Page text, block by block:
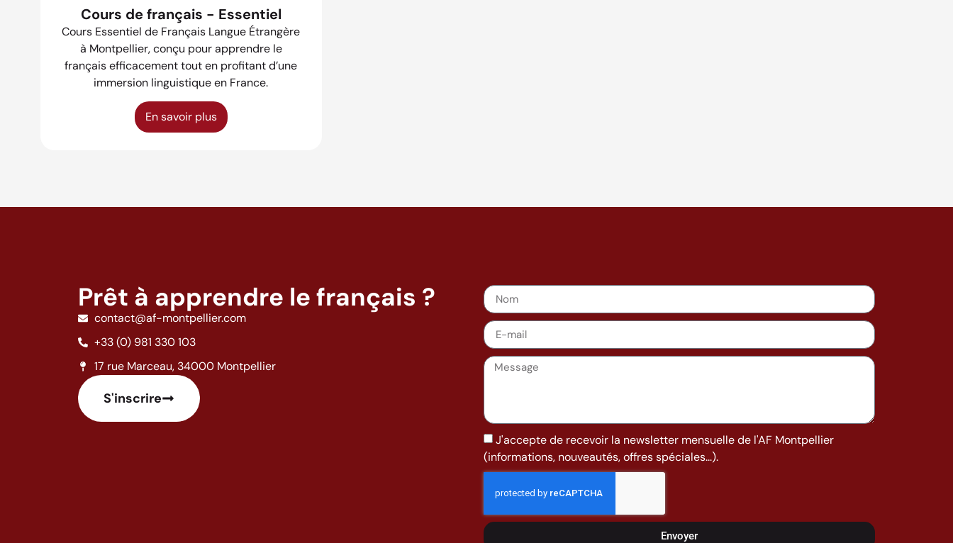
Cours de français - Essentiel
Cours Essentiel de Français Langue Étrangère
à Montpellier, conçu pour apprendre le
français efficacement tout en profitant d’une
immersion linguistique en France.
En savoir plus
Prêt à apprendre le français ?
contact@af-montpellier.com
+33 (0) 981 330 103
17 rue Marceau, 34000 Montpellier
S'inscrire
J'accepte de recevoir la newsletter mensuelle de l'AF Montpellier
(informations, nouveautés, offres spéciales...).
Envoyer